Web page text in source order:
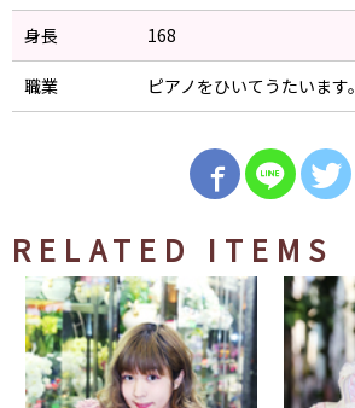
身長 168
職業 ピアノをひいてうたいます。
RELATED ITEMS